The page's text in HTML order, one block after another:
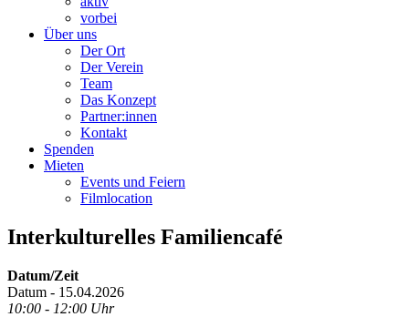
vorbei
Über uns
Der Ort
Der Verein
Team
Das Konzept
Partner:innen
Kontakt
Spenden
Mieten
Events und Feiern
Filmlocation
Interkulturelles Familiencafé
Datum/Zeit
Datum - 15.04.2026
10:00 - 12:00 Uhr